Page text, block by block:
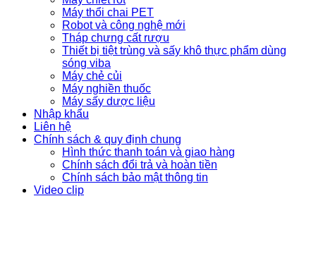
Máy thổi chai PET
Robot và công nghệ mới
Tháp chưng cất rượu
Thiết bị tiệt trùng và sấy khô thực phẩm dùng
sóng viba
Máy chẻ củi
Máy nghiền thuốc
Máy sấy dược liệu
Nhập khẩu
Liên hệ
Chính sách & quy định chung
Hình thức thanh toán và giao hàng
Chính sách đổi trả và hoàn tiền
Chính sách bảo mật thông tin
Video clip